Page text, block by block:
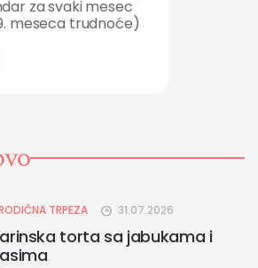
za svaki mesec
meseca trudnoće)
TRPEZA 31.07.2026
torta sa jabukama i